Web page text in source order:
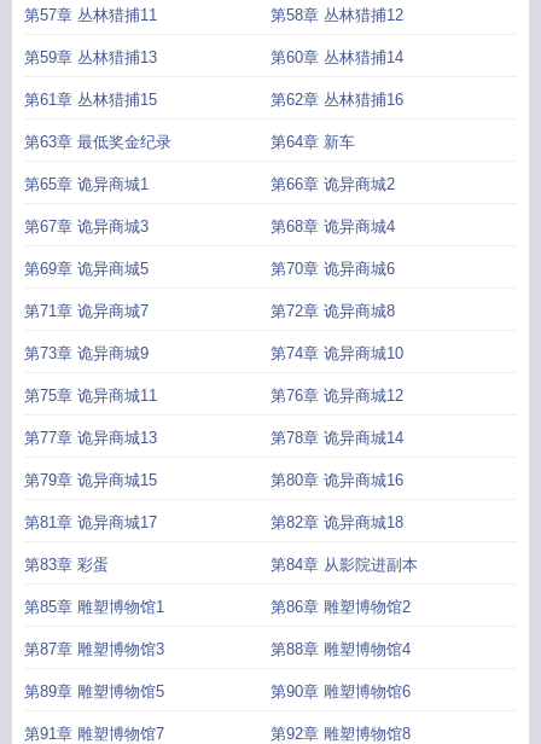
第57章 丛林猎捕11 第58章 丛林猎捕12
第59章 丛林猎捕13 第60章 丛林猎捕14
第61章 丛林猎捕15 第62章 丛林猎捕16
第63章 最低奖金纪录 第64章 新车
第65章 诡异商城1 第66章 诡异商城2
第67章 诡异商城3 第68章 诡异商城4
第69章 诡异商城5 第70章 诡异商城6
第71章 诡异商城7 第72章 诡异商城8
第73章 诡异商城9 第74章 诡异商城10
第75章 诡异商城11 第76章 诡异商城12
第77章 诡异商城13 第78章 诡异商城14
第79章 诡异商城15 第80章 诡异商城16
第81章 诡异商城17 第82章 诡异商城18
第83章 彩蛋 第84章 从影院进副本
第85章 雕塑博物馆1 第86章 雕塑博物馆2
第87章 雕塑博物馆3 第88章 雕塑博物馆4
第89章 雕塑博物馆5 第90章 雕塑博物馆6
第91章 雕塑博物馆7 第92章 雕塑博物馆8